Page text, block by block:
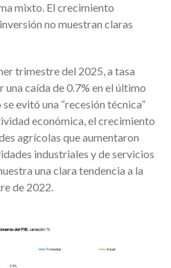
mixto. El crecimiento
no muestran claras
trimestre del 2025, a tasa
caída de 0.7% en el último
evitó una “recesión técnica”
económica, el crecimiento
agrícolas que aumentaron
industriales y de servicios
una clara tendencia a la
de 2022.